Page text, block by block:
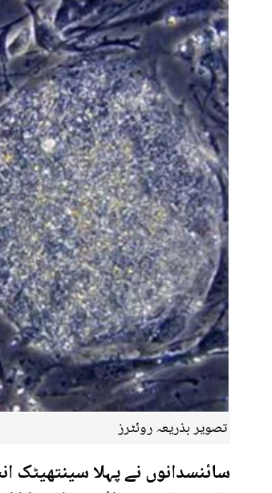
تصویر بذریعہ روئٹرز
سائنسدانوں نے پہلا سینتھیٹک